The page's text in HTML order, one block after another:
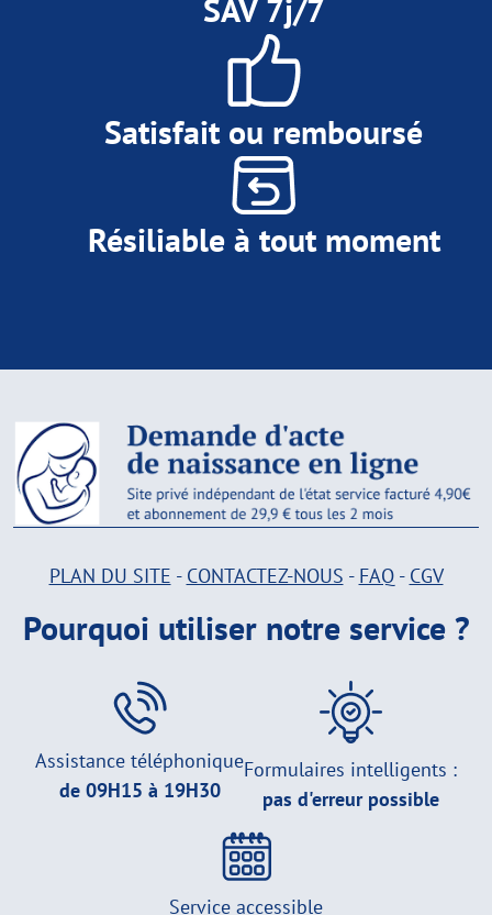
SAV 7j/7
Satisfait ou remboursé
Résiliable à tout moment
PLAN DU SITE - CONTACTEZ-NOUS - FAQ- CGV
Pourquoi utiliser notre service ?
Assistance téléphonique
de 09H15 à 19H30
Formulaires intelligents :
pas d'erreur possible
Service accessible